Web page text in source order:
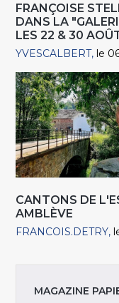
FRANÇOISE
DANS LA
LES 22 & 30
YVESCALBERT le
CANTONS DE
AMBLÈVE
FRANCOIS.DETRY
MAGAZINE